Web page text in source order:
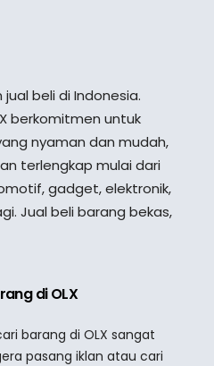
beli di Indonesia.
berkomitmen untuk
nyaman dan mudah,
terlengkap mulai dari
gadget, elektronik,
Jual beli barang bekas,
di OLX
barang di OLX sangat
pasang iklan atau cari